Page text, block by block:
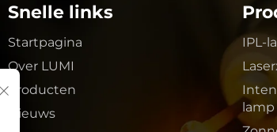
Snelle links
Startpagina
Over LUMI
Producten
Nieuws
IPL-
lamp